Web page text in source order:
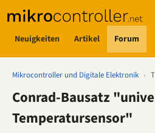
Neuigkeiten Artikel Forum
Mikrocontroller und Digitale Elektronik ›
Conrad-Bausatz
Temperatursensor"